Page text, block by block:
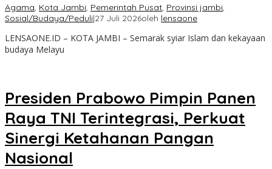
Agama, Kota Jambi, Pemerintah Pusat, Provinsi jambi,
Sosial/Budaya/Peduli|27 Juli 2026oleh lensaone
LENSAONE.ID – KOTA JAMBI – Semarak syiar Islam dan kekayaan
budaya Melayu
Presiden Prabowo Pimpin Panen
Raya TNI Terintegrasi, Perkuat
Sinergi Ketahanan Pangan
Nasional